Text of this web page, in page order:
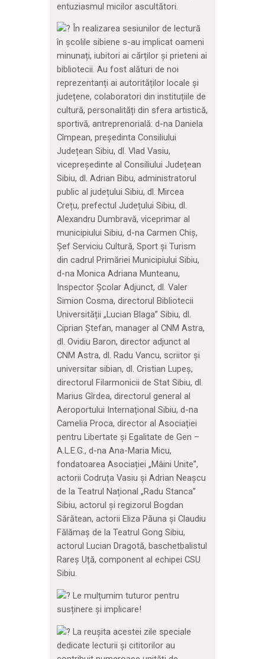
entuziasmul micilor ascultători.
În realizarea sesiunilor de lectură
în școlile sibiene s-au implicat oameni
minunați, iubitori ai cărților și prieteni ai
bibliotecii. Au fost alături de noi
reprezentanți ai autorităților locale și
județene, colaboratori din instituțiile de
cultură, personalități din sfera artistică,
sportivă, antreprenorială: d-na Daniela
Cîmpean, președinta Consiliului
Județean Sibiu, dl. Vlad Vasiu,
vicepreședinte al Consiliului Județean
Sibiu, dl. Adrian Bibu, administratorul
public al județului Sibiu, dl. Mircea
Crețu, prefectul Județului Sibiu, dl.
Alexandru Dumbravă, viceprimar al
municipiului Sibiu, d-na Carmen Chiș,
Şef Serviciu Cultură, Sport și Turism
din cadrul Primăriei Municipiului Sibiu,
d-na Monica Adriana Munteanu,
Inspector Școlar Adjunct, dl. Valer
Simion Cosma, directorul Bibliotecii
Universității „Lucian Blaga” Sibiu, dl.
Ciprian Ștefan, manager al CNM Astra,
dl. Ovidiu Baron, director adjunct al
CNM Astra, dl. Radu Vancu, scriitor și
universitar sibian, dl. Cristian Lupeș,
directorul Filarmonicii de Stat Sibiu, dl.
Marius Gîrdea, directorul general al
Aeroportului Internațional Sibiu, d-na
Camelia Proca, director al Asociației
pentru Libertate și Egalitate de Gen –
A.L.E.G., d-na Ana-Maria Micu,
fondatoarea Asociației „Mâini Unite”,
actorii Codruța Vasiu și Adrian Neașcu
de la Teatrul Național „Radu Stanca”
Sibiu, actorul și regizorul Bogdan
Sărătean, actorii Eliza Păuna și Claudiu
Fălămaș de la Teatrul Gong Sibiu,
actorul Lucian Dragotă, baschetbalistul
Rareș Uță, component al echipei CSU
Sibiu.
Le mulțumim tuturor pentru
susținere și implicare!
La reușita acestei zile speciale
dedicate lecturii și cititorilor au